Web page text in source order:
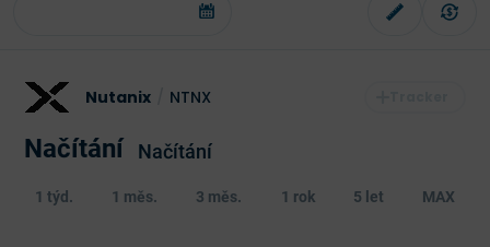
Nutanix NTNX
Načítání Načítání
1 týd. 1 měs. 3 měs. 1 rok 5 let MAX